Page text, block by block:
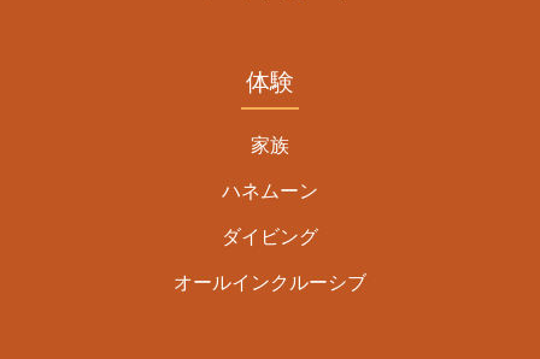
体験
家族
ハネムーン
ダイビング
オールインクルーシブ